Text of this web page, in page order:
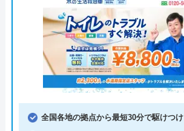
全国各地の拠点から最短30分で駆けつけ